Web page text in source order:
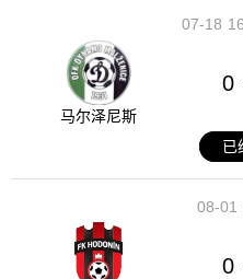
07-18
马尔泽尼斯
0
已
08-01
0